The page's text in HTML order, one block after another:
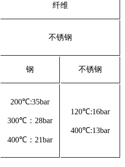
纤维
不锈钢
钢 不锈钢
200℃:35bar
300℃ ：28bar
400℃ ：21bar
120℃:16bar
400℃:13bar